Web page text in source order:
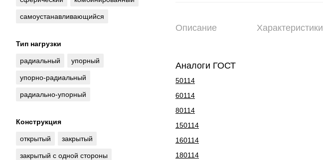
Описание Характеристики
Аналоги ГОСТ
50114
60114
80114
150114
160114
180114
самоустанавливающийся
Тип нагрузки
радиальный упорный
упорно-радиальный
радиально-упорный
Конструкция
открытый закрытый
закрытый с одной стороны